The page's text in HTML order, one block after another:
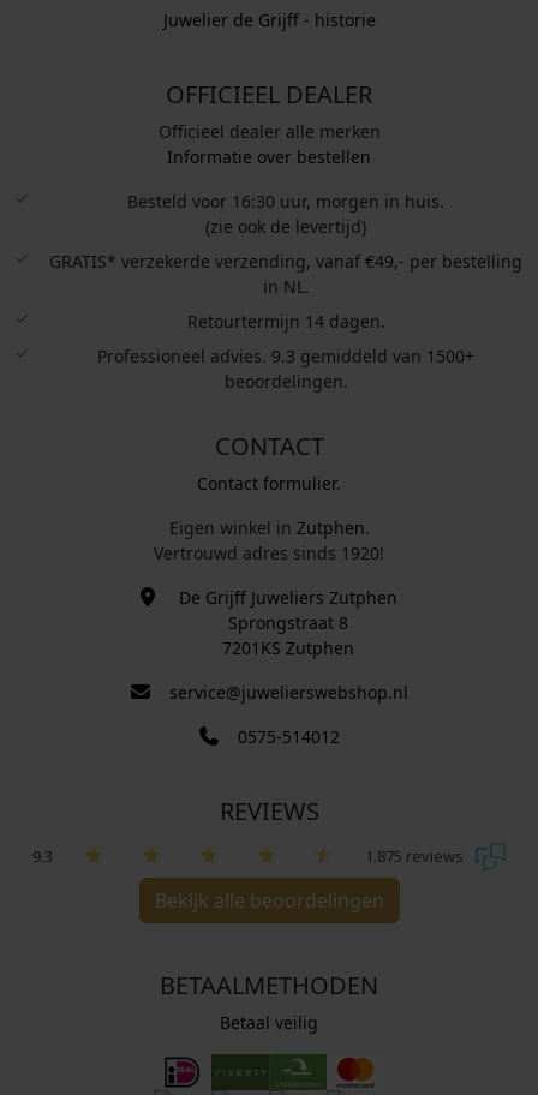
Juwelier de Grijff - historie
OFFICIEEL DEALER
Officieel dealer alle merken
Informatie over bestellen
Besteld voor 16:30 uur, morgen in huis.
(zie ook de levertijd)
GRATIS* verzekerde verzending, vanaf €49,- per bestelling
in NL.
Retourtermijn 14 dagen.
Professioneel advies. 9.3 gemiddeld van 1500+
beoordelingen.
CONTACT
Contact formulier.
Eigen winkel in Zutphen.
Vertrouwd adres sinds 1920!
De Grijff Juweliers Zutphen
Sprongstraat 8
7201KS Zutphen
service@juwelierswebshop.nl
0575-514012
REVIEWS
9.3 1.875 reviews
Bekijk alle beoordelingen
BETAALMETHODEN
Betaal veilig